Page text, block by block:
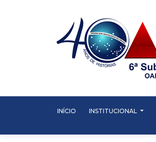
INÍCIO INSTITUCIONAL